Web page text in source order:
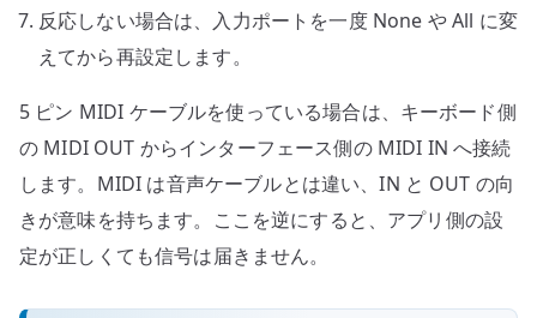
反応しない場合は、入力ポートを一度 None や All に変
えてから再設定します。
5 ピン MIDI ケーブルを使っている場合は、キーボード側
の MIDI OUT からインターフェース側の MIDI IN へ接続
します。MIDI は音声ケーブルとは違い、IN と OUT の向
きが意味を持ちます。ここを逆にすると、アプリ側の設
定が正しくても信号は届きません。